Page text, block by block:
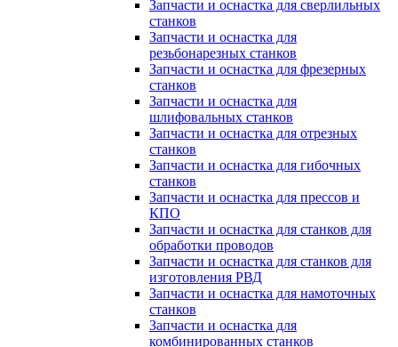
Запчасти и оснастка для сверлильных
станков
Запчасти и оснастка для
резьбонарезных станков
Запчасти и оснастка для фрезерных
станков
Запчасти и оснастка для
шлифовальных станков
Запчасти и оснастка для отрезных
станков
Запчасти и оснастка для гибочных
станков
Запчасти и оснастка для прессов и
КПО
Запчасти и оснастка для станков для
обработки проводов
Запчасти и оснастка для станков для
изготовления РВД
Запчасти и оснастка для намоточных
станков
Запчасти и оснастка для
комбинированных станков